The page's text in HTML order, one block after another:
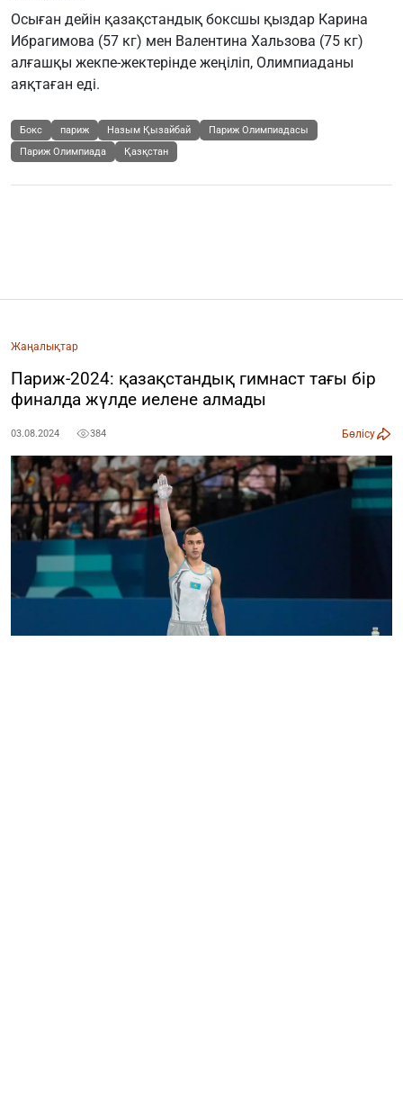
Осыған дейін қазақстандық боксшы қыздар Карина
Ибрагимова (57 кг) мен Валентина Хальзова (75 кг)
алғашқы жекпе-жектерінде жеңіліп, Олимпиаданы
аяқтаған еді.
Бокс париж Назым Қызайбай
Париж Олимпиадасы
Париж Олимпиада
Қазқстан
Жаңалықтар
Париж-2024: қазақстандық гимнаст тағы бір
финалда жүлде иелене алмады
03.08.2024 384 Бөлісу